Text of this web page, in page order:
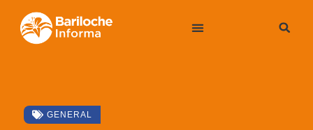
GENERAL